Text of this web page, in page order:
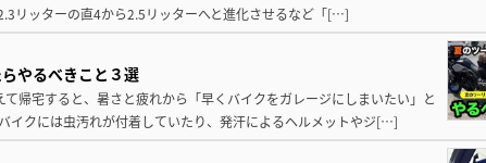
リッターの直4から2.5リッターへと進化させるなど「[…]
やるべきこと３選
帰宅すると、暑さと疲れから「早くバイクをガレージにしまいたい」と
イクには虫汚れが付着していたり、発汗によるヘルメットやジ[…]